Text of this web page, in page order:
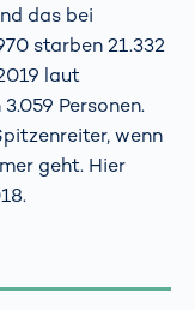
das bei
starben 21.332
laut
Personen.
wenn
geht. Hier